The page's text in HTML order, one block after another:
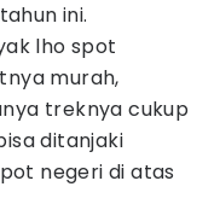
ini.
lho spot
murah,
treknya cukup
ditanjaki
negeri di atas